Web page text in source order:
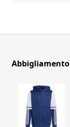
Abbigliamento